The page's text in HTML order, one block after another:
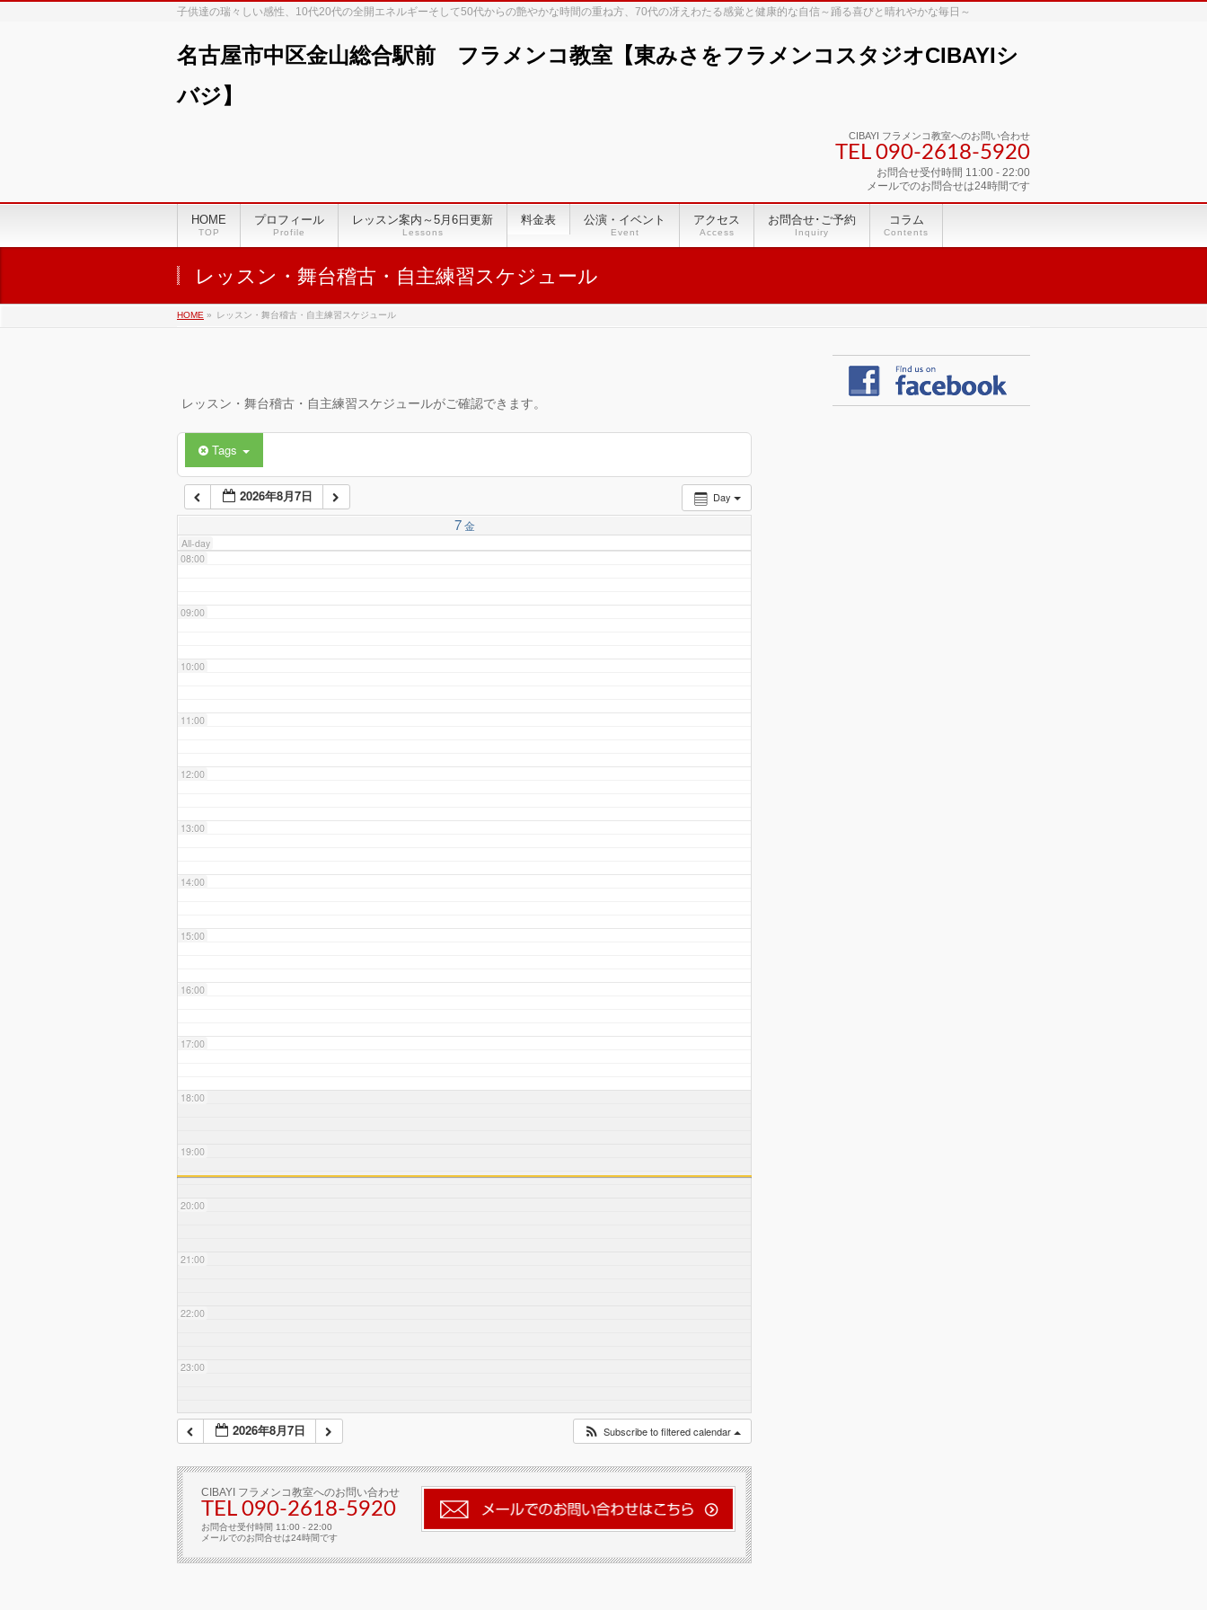
子供達の瑞々しい感性、10代20代の全開エネルギーそして50代からの艶やかな時間の重ね方、70代の冴えわたる感覚と健康的な自信～踊る喜びと晴れやかな毎日～
名古屋市中区金山総合駅前 フラメンコ教室【東みさをフラメンコスタジオCIBAYIシ
バジ】
CIBAYI フラメンコ教室へのお問い合わせ
TEL 090-2618‐5920
お問合せ受付時間 11:00 - 22:00
メールでのお問合せは24時間です
HOME
TOP
プロフィール
Profile
レッスン案内～5月6日更新
Lessons
料金表 公演・イベント
Event
アクセス
Access
お問合せ･ご予約
Inquiry
コラム
Contents
レッスン・舞台稽古・自主練習スケジュール
HOME » レッスン・舞台稽古・自主練習スケジュール
レッスン・舞台稽古・自主練習スケジュールがご確認できます。
Tags
Day
2026年8月7日
7 金
All-day
02:00
03:00
05:00
06:00
07:00
08:00
09:00
10:00
11:00
12:00
13:00
14:00
15:00
16:00
17:00
18:00
19:00
20:00
21:00
22:00
23:00
2026年8月7日 Subscribe to filtered calendar
CIBAYI フラメンコ教室へのお問い合わせ
TEL 090-2618‐5920
お問合せ受付時間 11:00 - 22:00
メールでのお問合せは24時間です